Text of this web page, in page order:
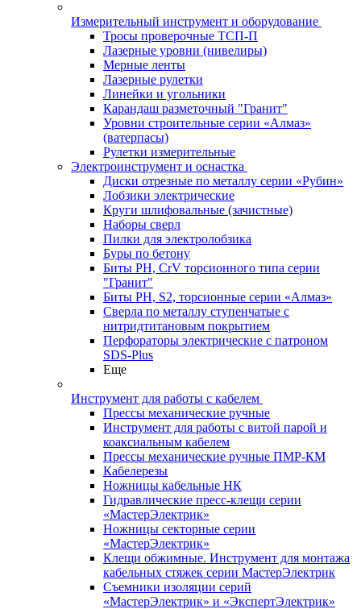
Измерительный инструмент и оборудование
Тросы проверочные ТСП-П
Лазерные уровни (нивелиры)
Мерные ленты
Лазерные рулетки
Линейки и угольники
Карандаш разметочный "Гранит"
Уровни строительные серии «Алмаз»
(ватерпасы)
Рулетки измерительные
Электроинструмент и оснастка
Диски отрезные по металлу серии «Рубин»
Лобзики электрические
Круги шлифовальные (зачистные)
Наборы сверл
Пилки для электролобзика
Буры по бетону
Биты PH, CrV торсионного типа серии
"Гранит"
Биты PH, S2, торсионные серии «Алмаз»
Сверла по металлу ступенчатые с
нитридтитановым покрытием
Перфораторы электрические с патроном
SDS-Plus
Еще
Инструмент для работы с кабелем
Прессы механические ручные
Инструмент для работы с витой парой и
коаксиальным кабелем
Прессы механические ручные ПМР-КМ
Кабелерезы
Ножницы кабельные НК
Гидравлические пресс-клещи серии
«МастерЭлектрик»
Ножницы секторные серии
«МастерЭлектрик»
Клещи обжимные. Инструмент для монтажа
кабельных стяжек серии МастерЭлектрик
Съемники изоляции серий
«МастерЭлектрик» и «ЭкспертЭлектрик»